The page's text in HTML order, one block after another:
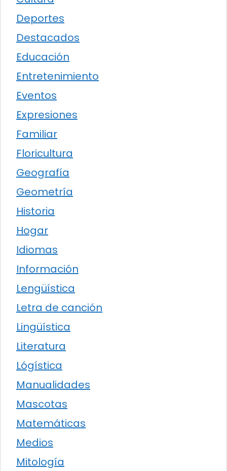
Deportes
Destacados
Educación
Entretenimiento
Eventos
Expresiones
Familiar
Floricultura
Geografía
Geometría
Historia
Hogar
Idiomas
Información
Lengüística
Letra de canción
Lingüística
Literatura
Lógística
Manualidades
Mascotas
Matemáticas
Medios
Mitología